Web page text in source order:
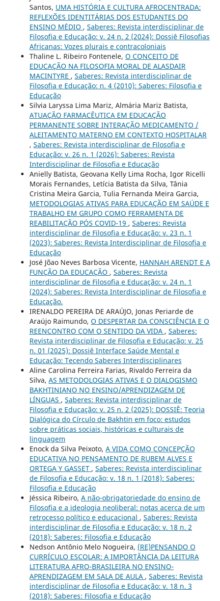
Santos, UMA HISTÓRIA E CULTURA AFROCENTRADA:
REFLEXÕES IDENTITÁRIAS DOS ESTUDANTES DO
ENSINO MÉDIO , Saberes: Revista interdisciplinar de
Filosofia e Educação: v. 24 n. 2 (2024): Dossiê Filosofias
Africanas: Vozes plurais e contracoloniais
Thaline L. Ribeiro Fontenele, O CONCEITO DE
EDUCAÇÃO NA FILOSOFIA MORAL DE ALASDAIR
MACINTYRE , Saberes: Revista interdisciplinar de
Filosofia e Educação: n. 4 (2010): Saberes: Filosofia e
Educação
Silvia Laryssa Lima Mariz, Almária Mariz Batista,
ATUAÇÃO FARMACÊUTICA EM EDUCAÇÃO
PERMANENTE SOBRE INTERAÇÃO MEDICAMENTO /
ALEITAMENTO MATERNO EM CONTEXTO HOSPITALAR
, Saberes: Revista interdisciplinar de Filosofia e
Educação: v. 26 n. 1 (2026): Saberes: Revista
Interdisciplinar de Filosofia e Educação
Anielly Batista, Geovana Kelly Lima Rocha, Igor Ricelli
Morais Fernandes, Letícia Batista da Silva, Tânia
Cristina Meira Garcia, Tulia Fernanda Meira Garcia,
METODOLOGIAS ATIVAS PARA EDUCAÇÃO EM SAÚDE E
TRABALHO EM GRUPO COMO FERRAMENTA DE
REABILITAÇÃO PÓS COVID-19 , Saberes: Revista
interdisciplinar de Filosofia e Educação: v. 23 n. 1
(2023): Saberes: Revista Interdisciplinar de Filosofia e
Educação
José Jõao Neves Barbosa Vicente, HANNAH ARENDT E A
FUNÇÃO DA EDUCAÇÃO , Saberes: Revista
interdisciplinar de Filosofia e Educação: v. 24 n. 1
(2024): Saberes: Revista Interdisciplinar de Filosofia e
Educação.
IRENALDO PEREIRA DE ARAÚJO, Jonas Periarde de
Araújo Raimundo, O DESPERTAR DA CONSCIÊNCIA E O
REENCONTRO COM O SENTIDO DA VIDA , Saberes:
Revista interdisciplinar de Filosofia e Educação: v. 25
n. 01 (2025): Dossiê Interface Saúde Mental e
Educação: Tecendo Saberes Interdisciplinares
Aline Carolina Ferreira Farias, Rivaldo Ferreira da
Silva, AS METODOLOGIAS ATIVAS E O DIALOGISMO
BAKHTINIANO NO ENSINO/APRENDIZAGEM DE
LÍNGUAS , Saberes: Revista interdisciplinar de
Filosofia e Educação: v. 25 n. 2 (2025): DOSSIÊ: Teoria
Dialógica do Círculo de Bakhtin em foco: estudos
sobre práticas sociais, históricas e culturais de
linguagem
Enock da Silva Peixoto, A VIDA COMO CONCEPÇÃO
EDUCATIVA NO PENSAMENTO DE RUBEM ALVES E
ORTEGA Y GASSET , Saberes: Revista interdisciplinar
de Filosofia e Educação: v. 18 n. 1 (2018): Saberes:
Filosofia e Educação
Jéssica Ribeiro, A não-obrigatoriedade do ensino de
Filosofia e a ideologia neoliberal: notas acerca de um
retrocesso político e educacional , Saberes: Revista
interdisciplinar de Filosofia e Educação: v. 18 n. 2
(2018): Saberes: Filosofia e Educação
Nedson Antônio Melo Nogueira, (RE)PENSANDO O
CURRÍCULO ESCOLAR: A IMPORTÂNCIA DA LEITURA
LITERATURA AFRO-BRASILEIRA NO ENSINO-
APRENDIZAGEM EM SALA DE AULA , Saberes: Revista
interdisciplinar de Filosofia e Educação: v. 18 n. 3
(2018): Saberes: Filosofia e Educação